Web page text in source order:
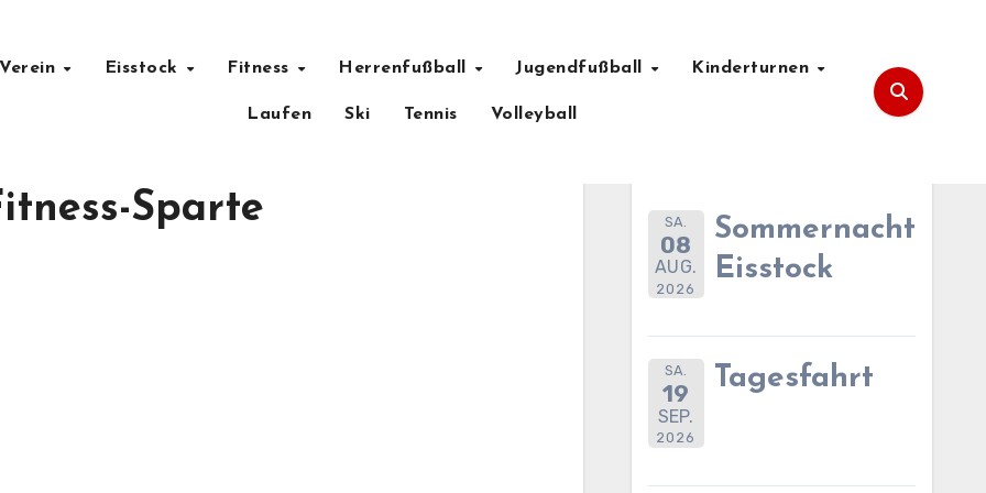
Verein Eisstock Fitness Herrenfußball Jugendfußball Kinderturnen
Laufen Ski Tennis Volleyball
Sparte SA.
08
AUG.
2026
Sommernachtsfest
Eisstock
SA.
19
SEP.
2026
Tagesfahrt